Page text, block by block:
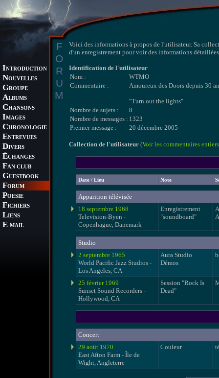
INTRODUCTION
NOUVELLES
GROUPE
ALBUMS
CHANSONS
IMAGES
CHRONOLOGIE
ENTREVUES
DIVERS
ÉCHANGES
FAN CLUB
GUESTBOOK
FORUM
POESIE
FICHIERS
LIENS
E-MAIL
F
O
R
U
M
Voici des informations à propos de l'utilisateur. Sa
d'un enregistrement pour voir des informations
Identification de l'utilisateur
Nom :
WTMO
Commentaire :
Amoureux des Doors depuis 30
"Turn out the lights"
Nombre de sujets :
8
Nombre de messages : 1323
Premier message :
20 décembre 2005
Collection de l'utilisateur (Voir les commentaires entiers
Date / Lieu Note
Apparition télévisée
18 septembre 1968
Television-Byen -
Copenhague, Danemark
Enregistrement
"soundboard"
Studio
2 septembre 1965
World Pacific Jazz Studios -
Los Angeles, CA
Aura Studio
Démos
25 février 1969
Sunset Sound Recorders -
Hollywood, CA
Session "Rock Is
Dead"
Concert
29 août 1970
East Afton Farm - Île de
Wight, Angleterre
Couleur